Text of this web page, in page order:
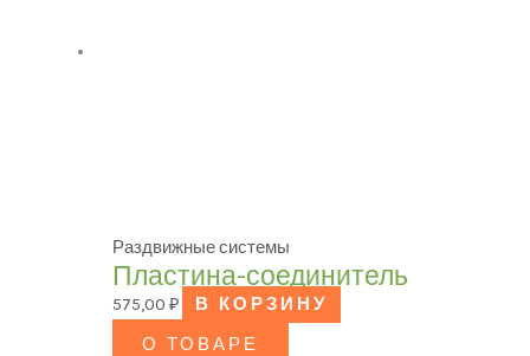
Раздвижные системы
Пластина-соединитель
575,00₽
В КОРЗИНУ
О ТОВАРЕ